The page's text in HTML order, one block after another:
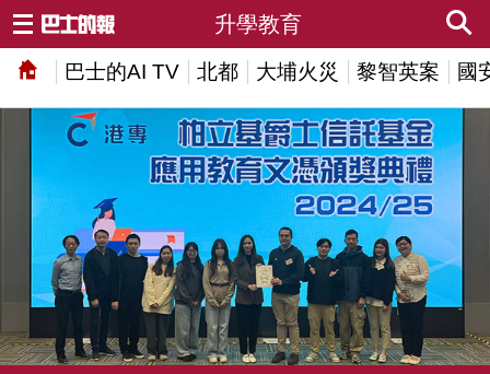
巴士的AI TV 北都 大埔火災 黎智英案 國
升學教育